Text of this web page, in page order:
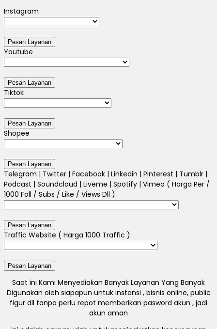
Instagram
Youtube
Tiktok
Shopee
Telegram | Twitter | Facebook | Linkedin | Pinterest | Tumblr |
Podcast | Soundcloud | Liveme | Spotify | Vimeo ( Harga Per /
1000 Foll / Subs / Like / Views Dll )
Traffic Website ( Harga 1000 Traffic )
Saat ini Kami Menyediakan Banyak Layanan Yang Banyak
Digunakan oleh siapapun untuk instansi , bisnis online, public
figur dll tanpa perlu repot memberikan pasword akun , jadi
akun aman